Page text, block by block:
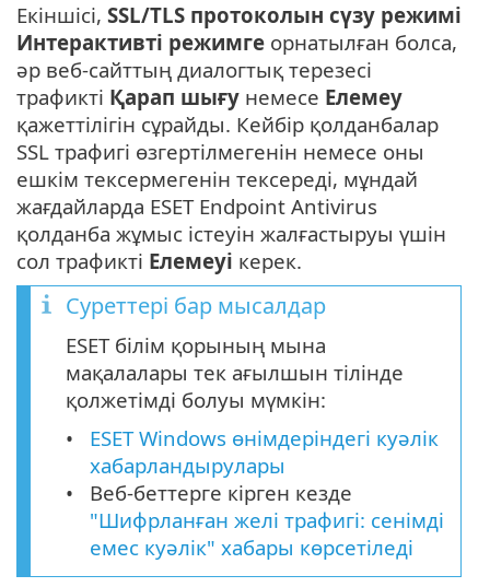
Екіншісі, SSL/TLS протоколын сүзу режимі
Интерактивті режимге орнатылған болса,
әр веб-сайттың диалогтық терезесі
трафикті Қарап шығу немесе Елемеу
қажеттілігін сұрайды. Кейбір қолданбалар
SSL трафигі өзгертілмегенін немесе оны
ешкім тексермегенін тексереді, мұндай
жағдайларда ESET Endpoint Antivirus
қолданба жұмыс істеуін жалғастыруы үшін
сол трафикті Елемеуі керек.
Суреттері бар мысалдар
ESET білім қорының мына
мақалалары тек ағылшын тілінде
қолжетімді болуы мүмкін:
ESET Windows өнімдеріндегі куәлік
хабарландырулары
Веб-беттерге кірген кезде
"Шифрланған желі трафигі: сенімді
емес куәлік" хабары көрсетіледі